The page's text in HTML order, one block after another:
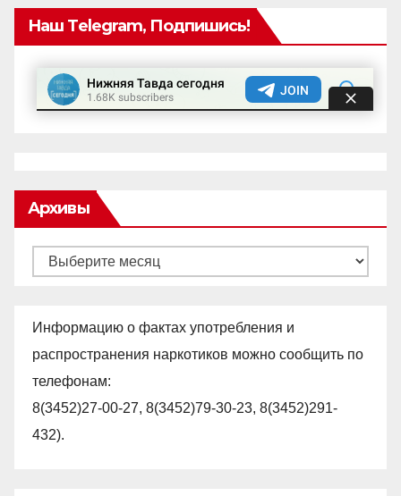
Наш Telegram, Подпишись!
Архивы
Архивы
Информацию о фактах употребления и
распространения наркотиков можно сообщить по
телефонам:
8(3452)27-00-27, 8(3452)79-30-23, 8(3452)291-
432).